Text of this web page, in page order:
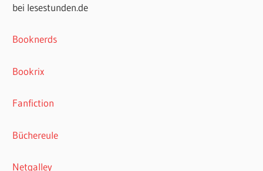
bei lesestunden.de
Booknerds
Bookrix
Fanfiction
Büchereule
Netgalley